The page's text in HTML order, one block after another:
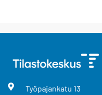
Työpajankatu 13